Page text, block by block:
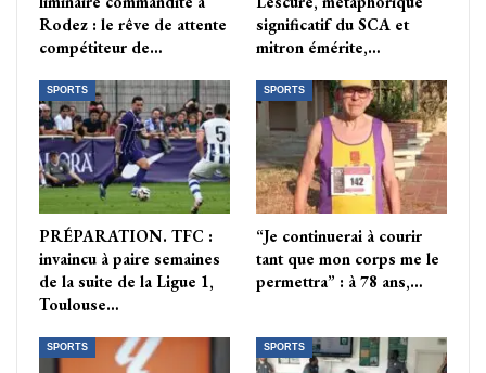
Rodez : le rêve de attente
compétiteur de…
significatif du SCA et
mitron émérite,…
SPORTS
PRÉPARATION. TFC :
invaincu à paire semaines
de la suite de la Ligue 1,
Toulouse…
SPORTS
“Je continuerai à courir
tant que mon corps me le
permettra” : à 78 ans,…
SPORTS SPORTS